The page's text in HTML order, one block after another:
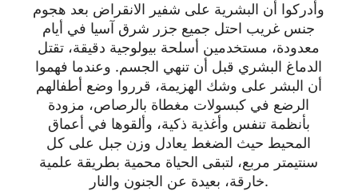
وأدركوا أن البشرية على شفير الانقراض بعد هجوم
جنس غريب احتل جميع جزر شرق آسيا في أيام
معدودة، مستخدمين أسلحة بيولوجية دقيقة، تقتل
الدماغ البشري قبل أن تنهي الجسم. وعندما فهموا
أن البشر على وشك الهزيمة، قرروا وضع أطفالهم
الرضع في كبسولات مغطاة بالرصاص، مزودة
بأنظمة تنفس وأغذية ذكية، وألقوها في أعماق
المحيط حيث الضغط يعادل وزن جبل على كل
سنتيمتر مربع، لتبقى الحياة محمية بطريقة علمية
خارقة، بعيدة عن الجنون والنار.